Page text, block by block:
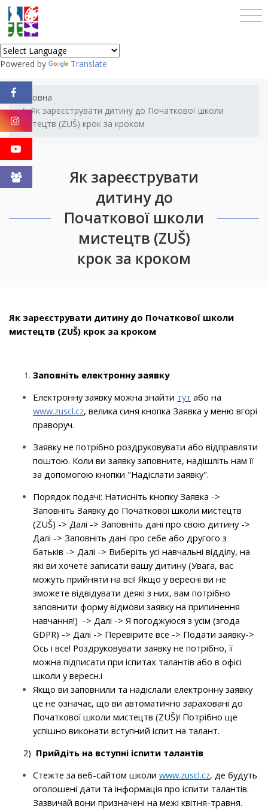
Powered by Translate
Головна
Як зареєструвати дитину до Початкової школи
мистецтв (ZUŠ) крок за кроком
Як зареєструвати
дитину до
Початкової школи
мистецтв (ZUŠ)
крок за кроком
Як зареєструвати дитину до Початкової школи
мистецтв (ZUŠ) крок за кроком
Заповніть електронну заявку
Електронну заявку можна знайти тут або на
www.zuscl.cz, велика синя кнопка Заявка у меню вгорі
праворуч.
Заявку не потрібно роздруковувати або відправляти
поштою. Коли ви заявку заповните, надішліть нам її
за допомогою кнопки "Надіслати заявку".
Порядок подачі: Натисніть кнопку Заявка ->
Заповніть Заявку до Початкової школи мистецтв
(ZUŠ) -> Далі -> Заповніть дані про свою дитину ->
Далі -> Заповніть дані про себе або другого з
батьків -> Далі -> Виберіть усі навчальні відділу, на
які ви хочете записати вашу дитину (Увага, вас
можуть прийняти на всі! Якщо у вересні ви не
зможете відвідувати деякі з них, вам потрібно
заповнити форму відмови заявку на припинення
навчання!) -> Далі -> Я погоджуюся з усім (згода
GDPR) -> Далі -> Перевірите все -> Подати заявку->
Ось і все! Роздруковувати заявку не потрібно, її
можна підписати при іспитах талантів або в офісі
школи у вересн.і
Якщо ви заповнили та надіслали електронну заявку
це не означає, що ви автоматично зараховані до
Початкової школи мистецтв (ZUŠ)! Потрібно ще
успішно виконати вступний іспит на талант.
2) Прийдіть на вступні іспити талантів
Стежте за веб-сайтом школи www.zuscl.cz, де будуть
оголошені дати та інформація про іспити талантів.
Зазвичай вони призначені на межі квітня-травня.